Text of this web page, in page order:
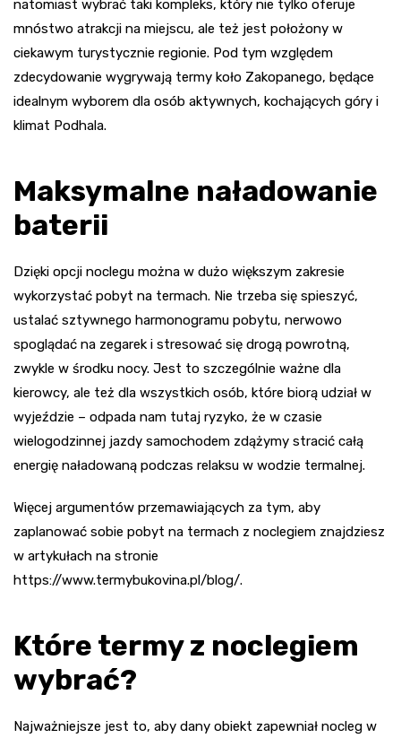
natomiast wybrać taki kompleks, który nie tylko oferuje
mnóstwo atrakcji na miejscu, ale też jest położony w
ciekawym turystycznie regionie. Pod tym względem
zdecydowanie wygrywają termy koło Zakopanego, będące
idealnym wyborem dla osób aktywnych, kochających góry i
klimat Podhala.
Maksymalne naładowanie
baterii
Dzięki opcji noclegu można w dużo większym zakresie
wykorzystać pobyt na termach. Nie trzeba się spieszyć,
ustalać sztywnego harmonogramu pobytu, nerwowo
spoglądać na zegarek i stresować się drogą powrotną,
zwykle w środku nocy. Jest to szczególnie ważne dla
kierowcy, ale też dla wszystkich osób, które biorą udział w
wyjeździe – odpada nam tutaj ryzyko, że w czasie
wielogodzinnej jazdy samochodem zdążymy stracić całą
energię naładowaną podczas relaksu w wodzie termalnej.
Więcej argumentów przemawiających za tym, aby
zaplanować sobie pobyt na termach z noclegiem znajdziesz
w artykułach na stronie
https://www.termybukovina.pl/blog/.
Które termy z noclegiem
wybrać?
Najważniejsze jest to, aby dany obiekt zapewniał nocleg w